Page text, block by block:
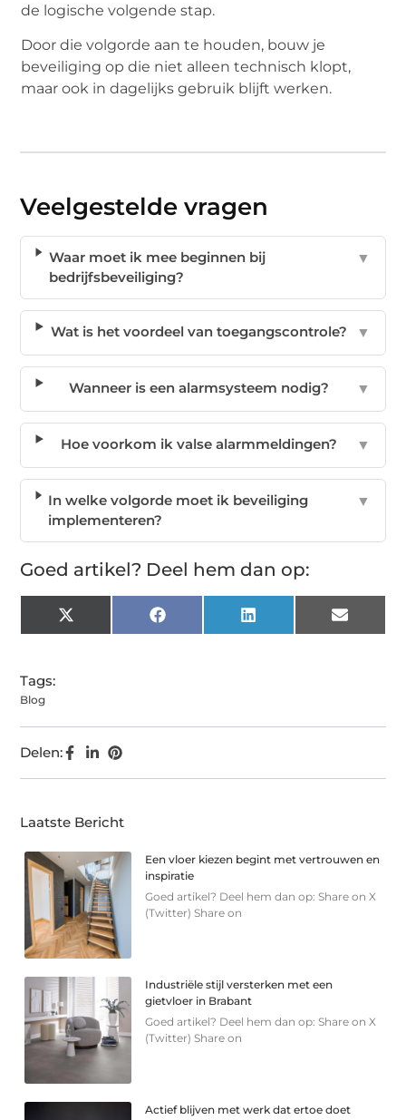
de logische volgende stap.
Door die volgorde aan te houden, bouw je
beveiliging op die niet alleen technisch klopt,
maar ook in dagelijks gebruik blijft werken.
Veelgestelde vragen
Waar moet ik mee beginnen bij
bedrijfsbeveiliging?
▼
Wat is het voordeel van toegangscontrole? ▼
Wanneer is een alarmsysteem nodig? ▼
Hoe voorkom ik valse alarmmeldingen? ▼
In welke volgorde moet ik beveiliging
implementeren?
▼
Goed artikel? Deel hem dan op:
X
(Twitter)
Facebook LinkedIn Email
Tags:
Blog
Delen:
Laatste Bericht
Een vloer kiezen begint met vertrouwen en
inspiratie
Goed artikel? Deel hem dan op: Share on X
(Twitter) Share on
Industriële stijl versterken met een
gietvloer in Brabant
Goed artikel? Deel hem dan op: Share on X
(Twitter) Share on
Actief blijven met werk dat ertoe doet